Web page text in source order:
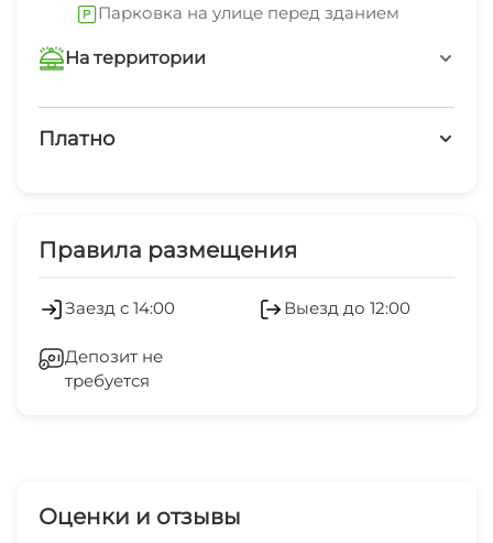
Квартира дизайнерский евроремонт сдаётся
на минимальный срок от 1 суток. Заезд
Парковка на улице перед зданием
На территории
Интернет Wi-Fi
Платно
Правила размещения
Заезд с 14:00 Выезд до 12:00
Депозит не
требуется
Оценки и отзывы